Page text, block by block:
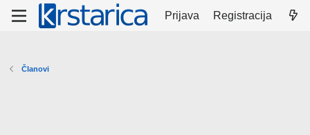
Prijava Registracija
Članovi